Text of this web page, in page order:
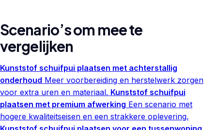
Scenario’s om mee te
vergelijken
Kunststof schuifpui plaatsen met achterstallig
onderhoud Meer voorbereiding en herstelwerk zorgen
voor extra uren en materiaal. Kunststof schuifpui
plaatsen met premium afwerking Een scenario met
hogere kwaliteitseisen en een strakkere oplevering.